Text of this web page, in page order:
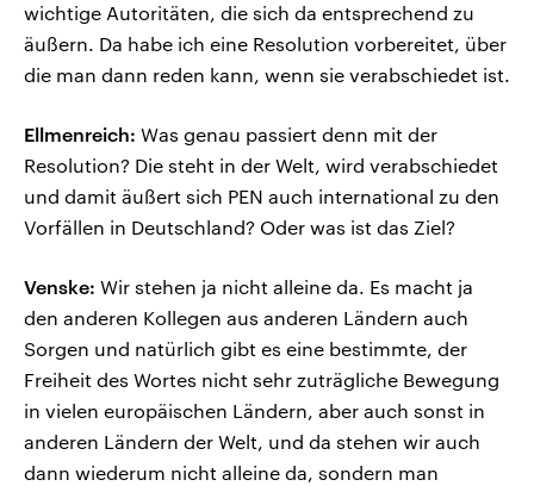
wichtige Autoritäten, die sich da entsprechend zu
äußern. Da habe ich eine Resolution vorbereitet, über
die man dann reden kann, wenn sie verabschiedet ist.
Ellmenreich: Was genau passiert denn mit der
Resolution? Die steht in der Welt, wird verabschiedet
und damit äußert sich PEN auch international zu den
Vorfällen in Deutschland? Oder was ist das Ziel?
Venske: Wir stehen ja nicht alleine da. Es macht ja
den anderen Kollegen aus anderen Ländern auch
Sorgen und natürlich gibt es eine bestimmte, der
Freiheit des Wortes nicht sehr zuträgliche Bewegung
in vielen europäischen Ländern, aber auch sonst in
anderen Ländern der Welt, und da stehen wir auch
dann wiederum nicht alleine da, sondern man